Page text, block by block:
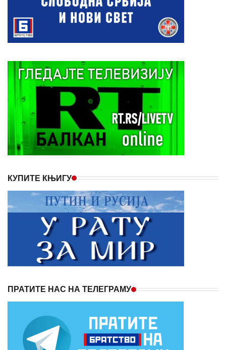
КУПИТЕ КЊИГУ
ПРАТИТЕ НАС НА ТЕЛЕГРАМУ